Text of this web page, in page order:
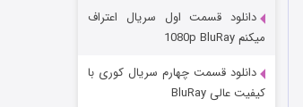
دانلود قسمت اول سریال اعتراف
میکنم 1080p BluRay
دانلود قسمت چهارم سریال کوری با
کیفیت عالی BluRay